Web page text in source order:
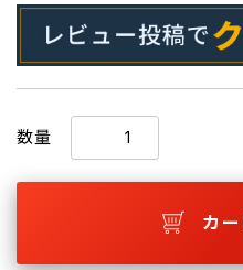
数量
カ